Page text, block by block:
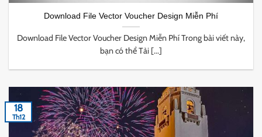
Download File Vector Voucher Design Miễn Phí
Download File Vector Voucher Design Miễn Phí Trong bài viết này,
bạn có thể Tải [...]
18
Th12